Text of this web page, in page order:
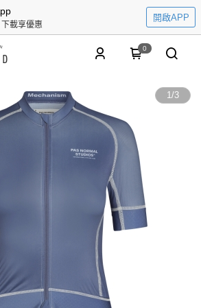
載享優惠
開啟APP
0
1/3